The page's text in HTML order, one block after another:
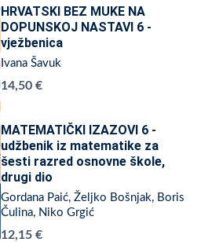
HRVATSKI BEZ MUKE NA
DOPUNSKOJ NASTAVI 6 -
vježbenica
Ivana Šavuk
14,50 €
MATEMATIČKI IZAZOVI 6 -
udžbenik iz matematike za
šesti razred osnovne škole,
drugi dio
Gordana Paić, Željko Bošnjak, Boris
Čulina, Niko Grgić
12,15 €